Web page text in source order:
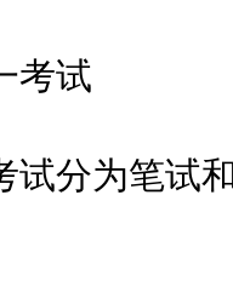
试
分为笔试和